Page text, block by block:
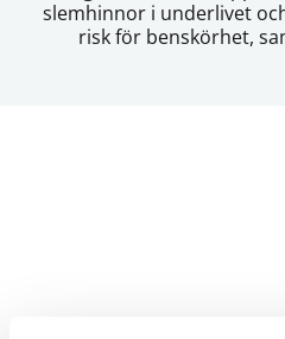
slemhinnor i underlivet
risk för benskörhet,